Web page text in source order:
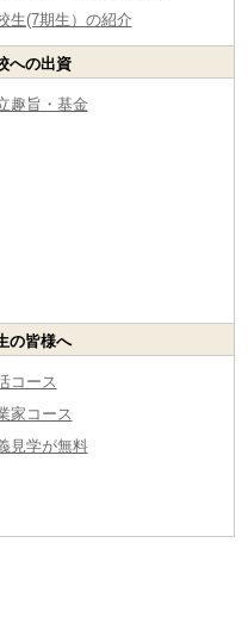
生(7期生）の紹介
への出資
趣旨・基金
の皆様へ
コース
家コース
見学が無料